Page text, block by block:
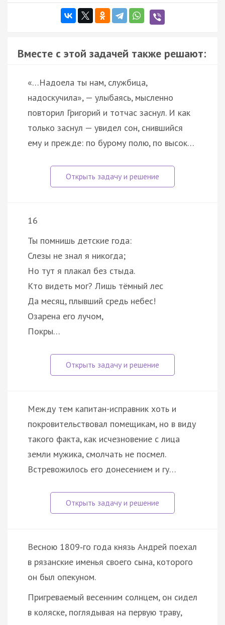
Вместе с этой задачей также решают:
«…Надоела ты нам, службица,
надоскучила», — улыбаясь, мысленно
повторил Григорий и тотчас заснул. И как
только заснул — увидел сон, снившийся
ему и прежде: по бурому полю, по высок…
16
Ты помнишь детские года:
Слезы не знал я никогда;
Но тут я плакал без стыда.
Кто видеть мог? Лишь тёмный лес
Да месяц, плывший средь небес!
Озарена его лучом,
Покры…
Между тем капитан-исправник хоть и
покровительствовал помещикам, но в виду
такого факта, как исчезновение с лица
земли мужика, смолчать не посмел.
Встревожилось его донесением и гу…
Весною 1809‑го года князь Андрей поехал
в рязанские именья своего сына, которого
он был опекуном.
Пригреваемый весенним солнцем, он сидел
в коляске, поглядывая на первую траву,